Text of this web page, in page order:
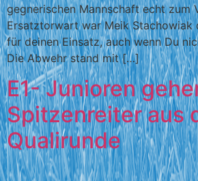
gegnerischen Mannschaft echt zum
Ersatztorwart war Meik Stachowiak
für deinen Einsatz, auch wenn Du
Die Abwehr stand mit […]
E1- Junioren
Spitzenreiter aus
Qualirunde